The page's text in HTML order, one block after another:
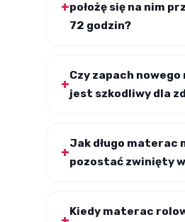
położę się na nim
72 godzin?
Czy zapach
jest szkodliwy dla
Jak długo materac
pozostać zwinięty
Kiedy materac